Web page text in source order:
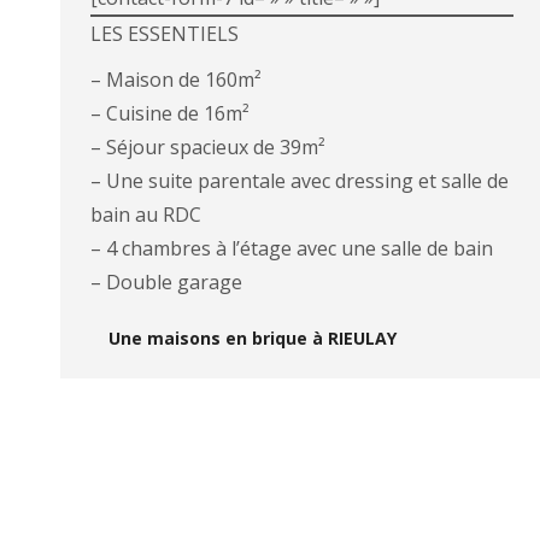
LES ESSENTIELS
– Maison de 160m²
– Cuisine de 16m²
– Séjour spacieux de 39m²
– Une suite parentale avec dressing et salle de
bain au RDC
– 4 chambres à l’étage avec une salle de bain
– Double garage
Une maisons en brique à RIEULAY